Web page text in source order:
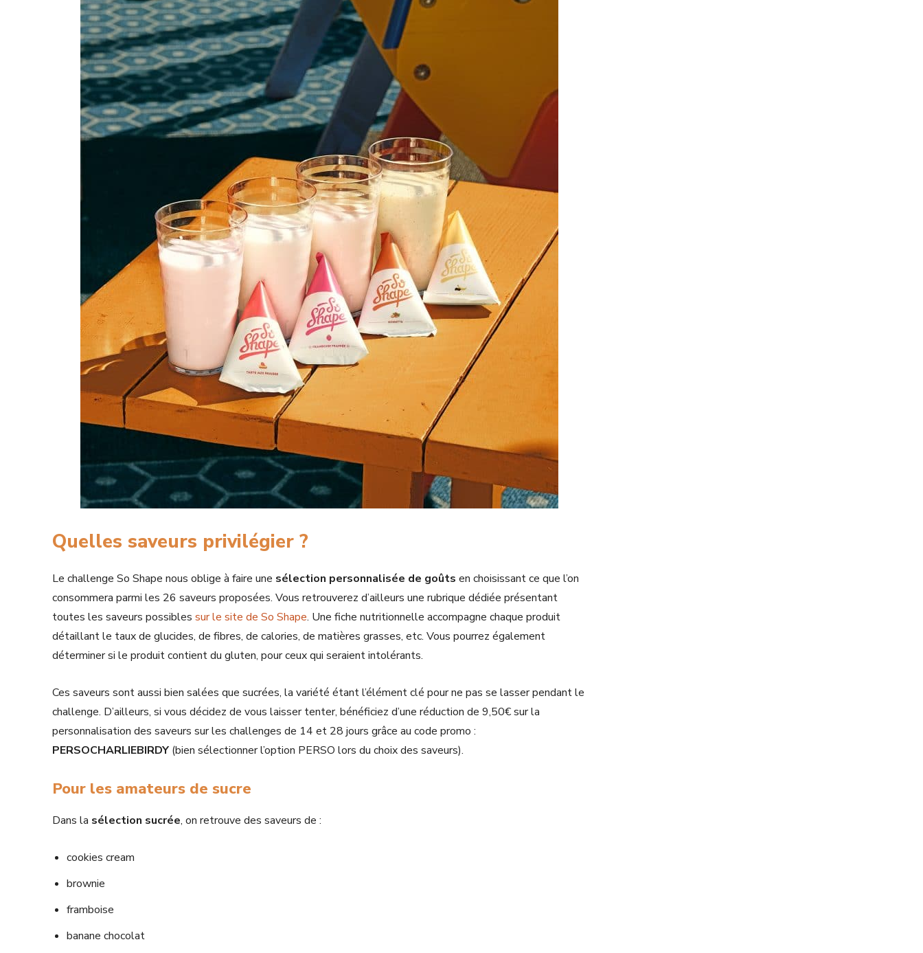
Quelles saveurs privilégier ?
Le challenge So Shape nous oblige à faire une sélection personnalisée de goûts en choisissant ce que l’on
consommera parmi les 26 saveurs proposées. Vous retrouverez d’ailleurs une rubrique dédiée présentant
toutes les saveurs possibles sur le site de So Shape. Une fiche nutritionnelle accompagne chaque produit
détaillant le taux de glucides, de fibres, de calories, de matières grasses, etc. Vous pourrez également
déterminer si le produit contient du gluten, pour ceux qui seraient intolérants.
Ces saveurs sont aussi bien salées que sucrées, la variété étant l’élément clé pour ne pas se lasser pendant le
challenge. D’ailleurs, si vous décidez de vous laisser tenter, bénéficiez d’une réduction de 9,50€ sur la
personnalisation des saveurs sur les challenges de 14 et 28 jours grâce au code promo :
PERSOCHARLIEBIRDY (bien sélectionner l’option PERSO lors du choix des saveurs).
Pour les amateurs de sucre
Dans la sélection sucrée, on retrouve des saveurs de :
cookies cream
brownie
framboise
banane chocolat